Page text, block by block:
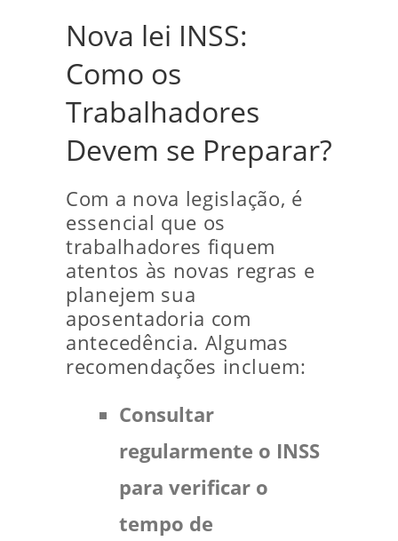
Nova lei INSS:
Como os
Trabalhadores
Devem se Preparar?
Com a nova legislação, é
essencial que os
trabalhadores fiquem
atentos às novas regras e
planejem sua
aposentadoria com
antecedência. Algumas
recomendações incluem:
Consultar
regularmente o INSS
para verificar o
tempo de